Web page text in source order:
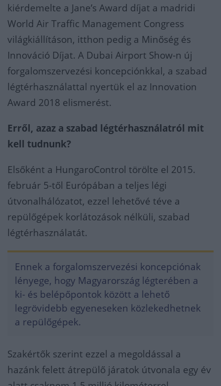
kiérdemelte a Jane’s Award díjat a madridi
World Air Traffic Management Congress
világkiállításon, itthon pedig a Minőség és
Innováció Díjat. A Dubai Airport Show-n új
forgalomszervezési koncepciónkkal, a szabad
légtérhasználattal nyertük el az Innovation
Award 2018 elismerést.
Erről, azaz a szabad légtérhasználatról mit
kell tudnunk?
Elsőként a HungaroControl törölte el 2015.
február 5-től Európában a teljes légi
útvonalhálózatot, ezzel lehetővé téve a
repülőgépek korlátozások nélküli, szabad
légtérhasználatát.
Ennek a forgalomszervezési koncepciónak
lényege, hogy Magyarország légterében a
ki- és belépőpontok között a lehető
legrövidebb egyeneseken közlekedhetnek
a repülőgépek.
Szakértők szerint ezzel a megoldással a
hazánk felett átrepülő járatok útvonala egy év